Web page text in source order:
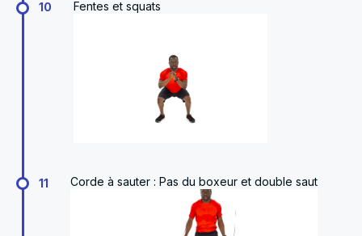
10 Fentes et squats
11 Corde à sauter : Pas du boxeur et double saut